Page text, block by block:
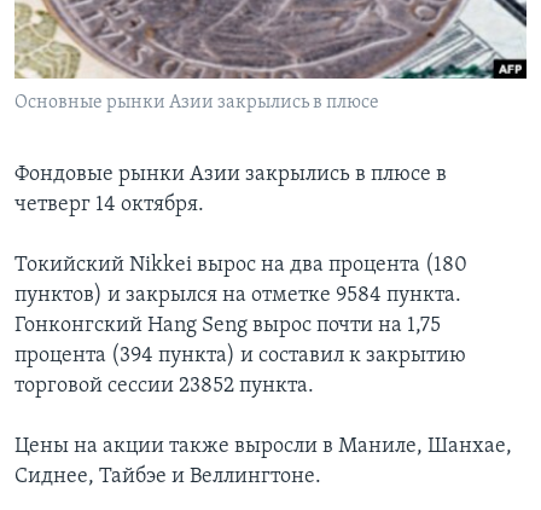
Learning English
СОЦИАЛЬНЫЕ СЕТИ
Языки
Основные рынки Азии закрылись в плюсе
Фондовые рынки Азии закрылись в плюсе в
четверг 14 октября.
Токийский Nikkei вырос на два процента (180
пунктов) и закрылся на отметке 9584 пункта.
Гонконгский Hang Seng вырос почти на 1,75
процента (394 пункта) и составил к закрытию
торговой сессии 23852 пункта.
Цены на акции также выросли в Маниле, Шанхае,
Сиднее, Тайбэе и Веллингтоне.